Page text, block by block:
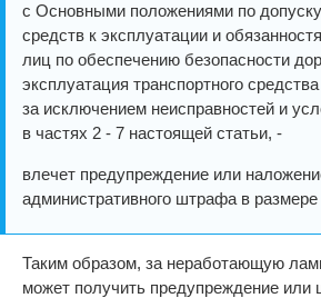
с Основными положениями по
средств к эксплуатации и
лиц по обеспечению безопасности
эксплуатация транспортного
за исключением неисправностей и
в частях 2 - 7 настоящей статьи, -
влечет предупреждение или
административного штрафа в размере
Таким образом, за неработающую
может получить предупреждение или